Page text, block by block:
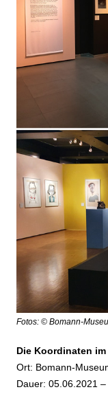
Fotos: © Bomann-
Die Koordinaten
Ort: Bomann-
Dauer: 05.06.2021 –